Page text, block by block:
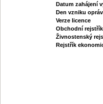
Datum zahájení
Den vzniku
Verze licence
Obchodní rejstřík
Živnostenský
Rejstřík